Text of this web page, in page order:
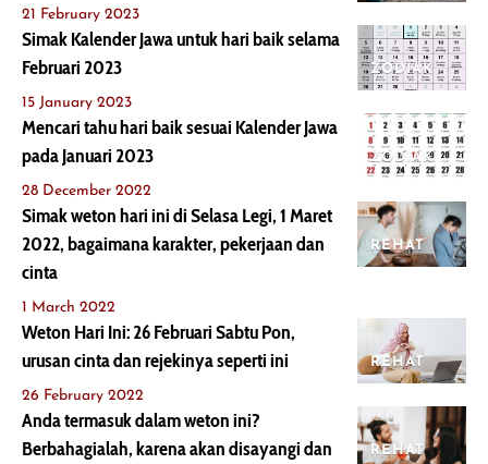
21 February 2023
ZODIAK
Simak Kalender Jawa untuk hari baik selama
Februari 2023
15 January 2023
ZODIAK
Mencari tahu hari baik sesuai Kalender Jawa
pada Januari 2023
28 December 2022
REHAT
Simak weton hari ini di Selasa Legi, 1 Maret
2022, bagaimana karakter, pekerjaan dan
cinta
1 March 2022
REHAT
Weton Hari Ini: 26 Februari Sabtu Pon,
urusan cinta dan rejekinya seperti ini
26 February 2022
REHAT
Anda termasuk dalam weton ini?
Berbahagialah, karena akan disayangi dan